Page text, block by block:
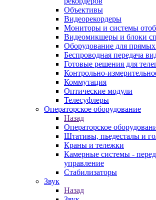
Объективы
Видеорекордеры
Мониторы и системы
Видеомикшеры и блоки
Оборудование для
Беспроводная передача
Готовые решения для
Контрольно-
Коммутация
Оптические модули
Телесуфлеры
Операторское оборудование
Назад
Операторское
Штативы, пьедесталы и
Краны и тележки
Камерные системы -
управление
Стабилизаторы
Звук
Назад